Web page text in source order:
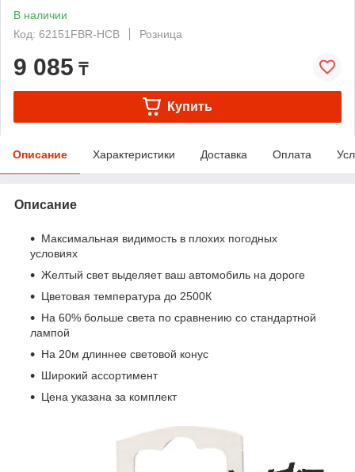
В наличии
Код: 62151FBR-HCB
Розница
9 085 ₸
Купить
Описание Характеристики Доставка Оплата
Описание
Максимальная видимость в плохих погодных
условиях
Желтый свет выделяет ваш автомобиль на дороге
Цветовая температура до 2500К
На 60% больше света по сравнению со стандартной
лампой
На 20м длиннее световой конус
Широкий ассортимент
Цена указана за комплект